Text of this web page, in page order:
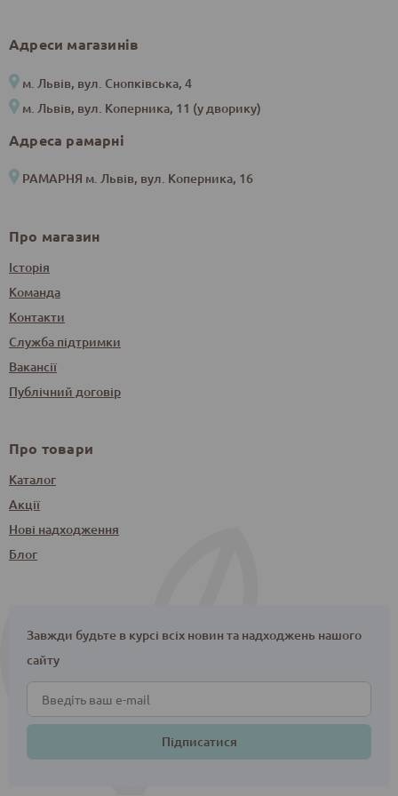
Адреси магазинів
м. Львів, вул. Снопківська, 4
м. Львів, вул. Коперника, 11 (у дворику)
Адреса рамарні
РАМАРНЯ м. Львів, вул. Коперника, 16
Про магазин
Історія
Команда
Контакти
Служба підтримки
Вакансії
Публічний договір
Про товари
Каталог
Акції
Нові надходження
Блог
Завжди будьте в курсі всіх новин та надходжень нашого
сайту
Підписатися